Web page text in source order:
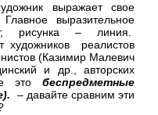
выражает свое
выразительное
рисунка – линия.
художников реалистов
(Казимир Малевич
и др., авторских
это беспредметные
– давайте сравним эти